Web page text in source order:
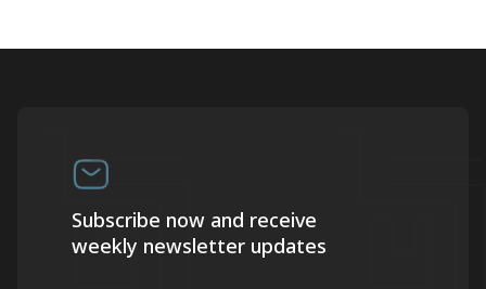
Subscribe now and receive
weekly newsletter updates